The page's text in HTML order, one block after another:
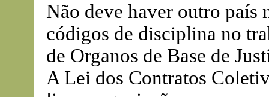
Não deve haver outro país
códigos de disciplina no
de Organos de Base de
A Lei dos Contratos